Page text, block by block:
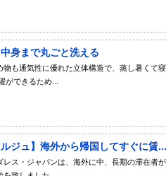
身まで丸ごと洗える
も通気性に優れた立体構造で、蒸し暑くて
ができるため...
ジュ】海外から帰国してすぐに賃...
ス・ジャパンは、海外に中、長期の滞在者